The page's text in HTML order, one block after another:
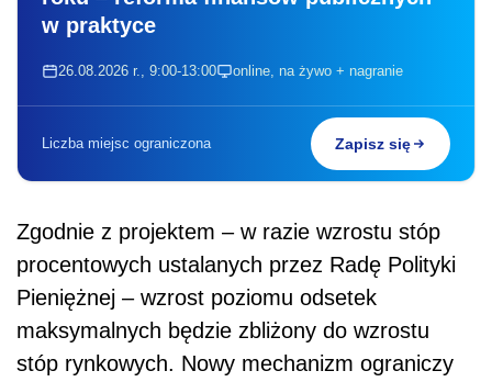
w praktyce
26.08.2026 r., 9:00-13:00 online, na żywo + nagranie
Liczba miejsc ograniczona Zapisz się
Zgodnie z projektem – w razie wzrostu stóp
procentowych ustalanych przez Radę Polityki
Pieniężnej – wzrost poziomu odsetek
maksymalnych będzie zbliżony do wzrostu
stóp rynkowych. Nowy mechanizm ograniczy